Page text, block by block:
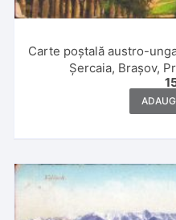
Carte poștală austro-
Șercaia, Brașov,